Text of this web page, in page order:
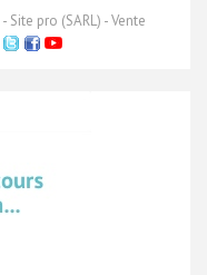
- Site pro (SARL) - Vente